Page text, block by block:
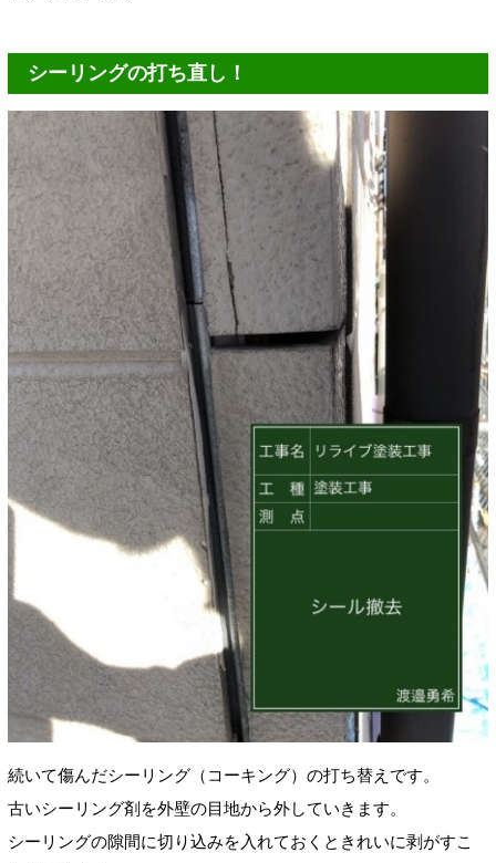
シーリングの打ち直し！
続いて傷んだシーリング（コーキング）の打ち替えです。
古いシーリング剤を外壁の目地から外していきます。
シーリングの隙間に切り込みを入れておくときれいに剥がすこ